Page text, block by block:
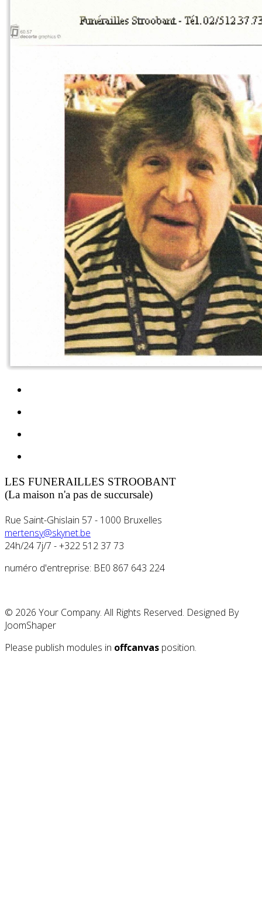
LES FUNERAILLES STROOBANT
(La maison n'a pas de succursale)
Rue Saint-Ghislain 57 - 1000 Bruxelles
mertensy@skynet.be
24h/24 7j/7 -+322 512 37 73
numéro d'entreprise: BE0 867 643 224
© 2026 Your Company. All Rights Reserved. Designed By
JoomShaper
Please publish modules in offcanvas position.